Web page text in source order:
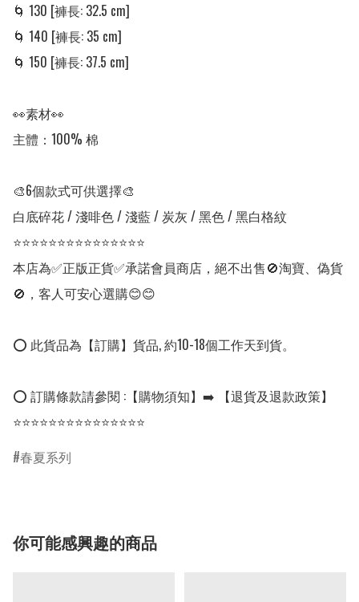
🌀 130 [褲長: 32.5 cm]
🌀 140 [褲長: 35 cm]
🌀 150 [褲長: 37.5 cm]
👀素材👀
主體：100% 棉
🎨6個款式可供選擇🎨
白底碎花 / 淺啡色 / 淺藍 / 炭灰 / 黑色 / 黑白格紋
⭐⭐⭐⭐⭐⭐⭐⭐⭐⭐⭐⭐⭐⭐⭐
本店為✅正版正貨✅承諾會員商店，絕不出售🚫淘寶、偽貨
🚫，客人可安心選購😊😊
⭕ 此貨品為【訂購】貨品, 約10-18個工作天到貨。
⭕ 訂購條款請參閱 :【購物須知】➡️ 【退貨及退款政策】
⭐⭐⭐⭐⭐⭐⭐⭐⭐⭐⭐⭐⭐⭐⭐
春夏系列
你可能感興趣的商品